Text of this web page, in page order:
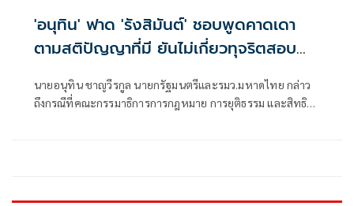
'อนุทิน' ฟาด 'รังสิมันต์' ชอบพูดคาดเดา
ตามสติปัญญาที่มี ยันไม่เกี่ยวทุจริตสอบ
นายอนุทิน ชาญวีรกูล นายกรัฐมนตรีและรมว.มหาดไทย กล่าว
ถึงกรณีที่คณะกรรมาธิการการกฎหมาย การยุติธรรม และสิทธิ